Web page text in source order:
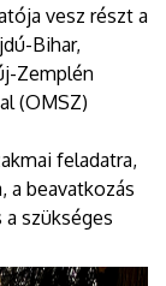
vesz részt a
Bihar,
Zemplén
(OMSZ)
feladatra,
a beavatkozás
szükséges